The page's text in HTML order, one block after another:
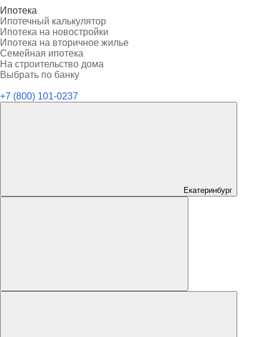
Ипотека
Ипотечный калькулятор
Ипотека на новостройки
Ипотека на вторичное жилье
Семейная ипотека
На строительство дома
Выбрать по банку
+7 (800) 101-0237
Екатеринбург